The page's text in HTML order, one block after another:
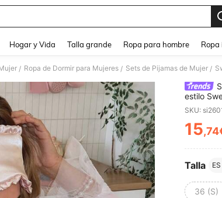
Hogar y Vida Talla grande Ropa para hombre
/ Ropa de Dormir para Mujeres / Sets de Pijamas de Mujer /
estilo
SKU:
15
Talla
36 (S)